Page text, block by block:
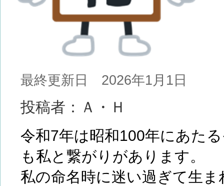
最終更新日 2026年1月1日
投稿者：Ａ・Ｈ
令和7年は昭和100年にあた
も私と繋がりがあります。
私の命名時に迷い過ぎて生